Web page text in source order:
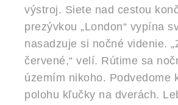
výstroj. Siete nad cestou
prezývkou „London“ vypína
nasadzuje si nočné videnie.
červené,“ velí. Rútime sa
územím nikoho. Podvedome
polohu kľučky na dverách.